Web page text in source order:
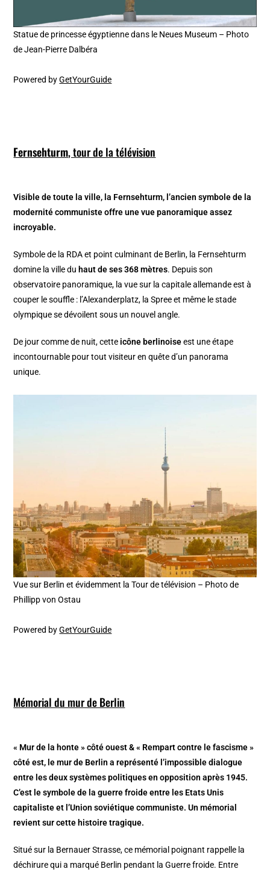
Statue de princesse égyptienne dans le Neues Museum – Photo
de Jean-Pierre Dalbéra
Powered byGetYourGuide
Fernsehturm, tour de la télévision
Visible de toute la ville, la Fernsehturm, l’ancien symbole de la
modernité communiste offre une vue panoramique assez
incroyable.
Symbole de la RDA et point culminant de Berlin, la Fernsehturm
domine la ville du haut de ses 368 mètres. Depuis son
observatoire panoramique, la vue sur la capitale allemande est à
couper le souffle : l’Alexanderplatz, la Spree et même le stade
olympique se dévoilent sous un nouvel angle.
De jour comme de nuit, cette icône berlinoiseest une étape
incontournable pour tout visiteur en quête d’un panorama
unique.
Vue sur Berlin et évidemment la Tour de télévision – Photo de
Phillipp von Ostau
Powered byGetYourGuide
Mémorial du mur de Berlin
« Mur de la honte » côté ouest & « Rempart contre le fascisme »
côté est, le mur de Berlin a représenté l’impossible dialogue
entre les deux systèmes politiques en opposition après 1945.
C’est le symbole de la guerre froide entre les Etats Unis
capitaliste et l’Union soviétique communiste. Un mémorial
revient sur cette histoire tragique.
Situé sur la Bernauer Strasse, ce mémorial poignant rappelle la
déchirure qui a marqué Berlin pendant la Guerre froide. Entre